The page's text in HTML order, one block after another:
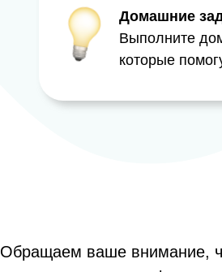
Домашние
Выполните
которые
Обращаем ваше внимание,